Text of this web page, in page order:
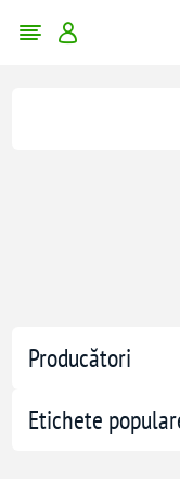
Producători
Etichete